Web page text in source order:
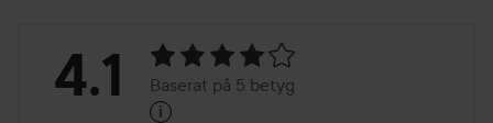
Betyg:
4.1 Baserat på 5 betyg
i